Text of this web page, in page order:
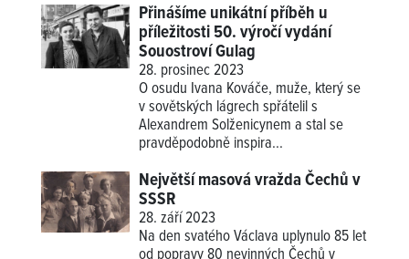
Přinášíme unikátní příběh u
příležitosti 50. výročí vydání
Souostroví Gulag
28. prosinec 2023
O osudu Ivana Kováče, muže, který se
v sovětských lágrech spřátelil s
Alexandrem Solženicynem a stal se
pravděpodobně inspira...
Největší masová vražda Čechů v
SSSR
28. září 2023
Na den svatého Václava uplynulo 85 let